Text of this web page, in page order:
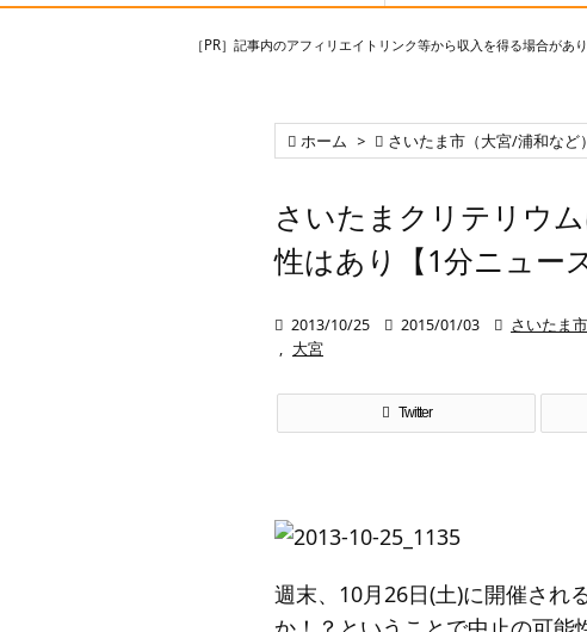
［PR］記事内のアフィリエイトリンク等から収入を得る場合があ
 ホーム >  さいたま市（大宮/浦和など
さいたまクリテリウ
性はあり【1分ニュー
 2013/10/25  2015/01/03  さいたま
, 大宮
Twitter
週末、10月26日(土)に開催され